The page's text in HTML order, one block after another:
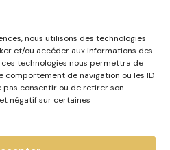
nous utilisons des technologies
et/ou accéder aux informations des
technologies nous permettra de
comportement de navigation ou les ID
pas consentir ou de retirer son
négatif sur certaines